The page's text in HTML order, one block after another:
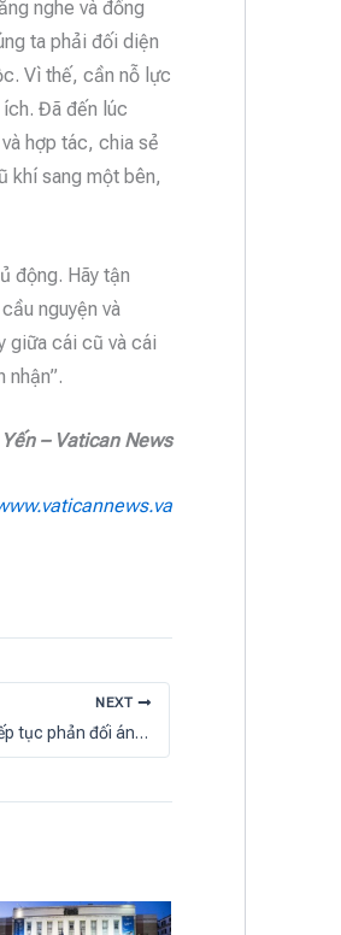
nghe và đồng
ta phải đối diện
Vì thế, cần nỗ lực
Đã đến lúc
hợp tác, chia sẻ
khí sang một bên,
động. Hãy tận
nguyện và
giữa cái cũ và cái
– Vatican News
NEXT
Các Giám mục Hoa Kỳ tiếp tục phản đối án tử hình